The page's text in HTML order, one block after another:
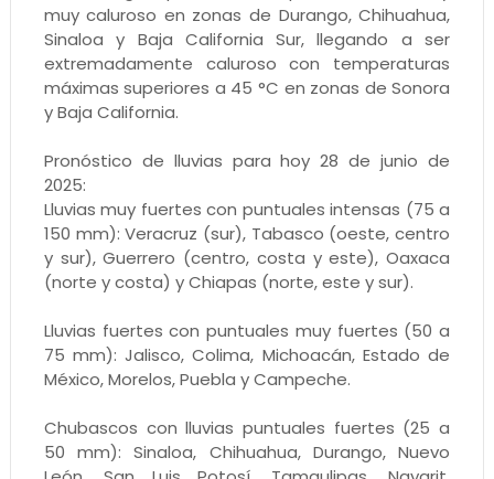
muy caluroso en zonas de Durango, Chihuahua,
Sinaloa y Baja California Sur, llegando a ser
extremadamente caluroso con temperaturas
máximas superiores a 45 °C en zonas de Sonora
y Baja California.
Pronóstico de lluvias para hoy 28 de junio de
2025:
Lluvias muy fuertes con puntuales intensas (75 a
150 mm): Veracruz (sur), Tabasco (oeste, centro
y sur), Guerrero (centro, costa y este), Oaxaca
(norte y costa) y Chiapas (norte, este y sur).
Lluvias fuertes con puntuales muy fuertes (50 a
75 mm): Jalisco, Colima, Michoacán, Estado de
México, Morelos, Puebla y Campeche.
Chubascos con lluvias puntuales fuertes (25 a
50 mm): Sinaloa, Chihuahua, Durango, Nuevo